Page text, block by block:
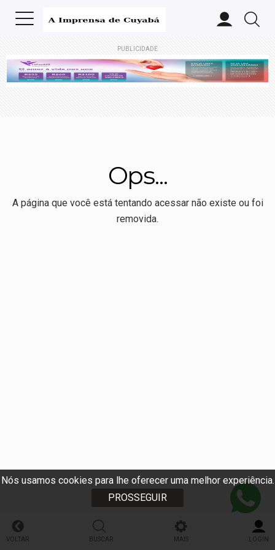
Nós usamos cookies para lhe oferecer uma melhor experiência.
PROSSEGUIR
PUBLICIDADE
Ops...
A página que você está tentando acessar não existe ou foi
removida.
VOLTAR BUSCAR MAIS LOGIN